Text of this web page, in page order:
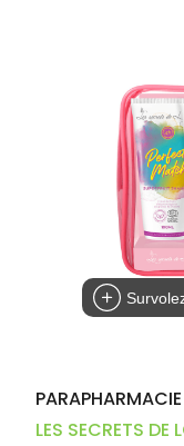
Solaire
Visage
PARAPHARMACIE
LES SECRETS DE